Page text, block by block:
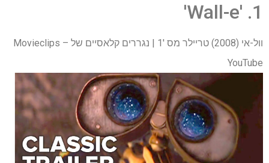
1. 'Wall-e'
וול-אי (2008) טריילר מס '1 | נגררים קלאסיים של Movieclips –
YouTube